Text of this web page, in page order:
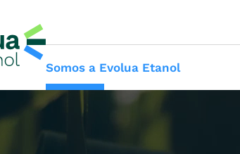
Somos a Evolua Etanol